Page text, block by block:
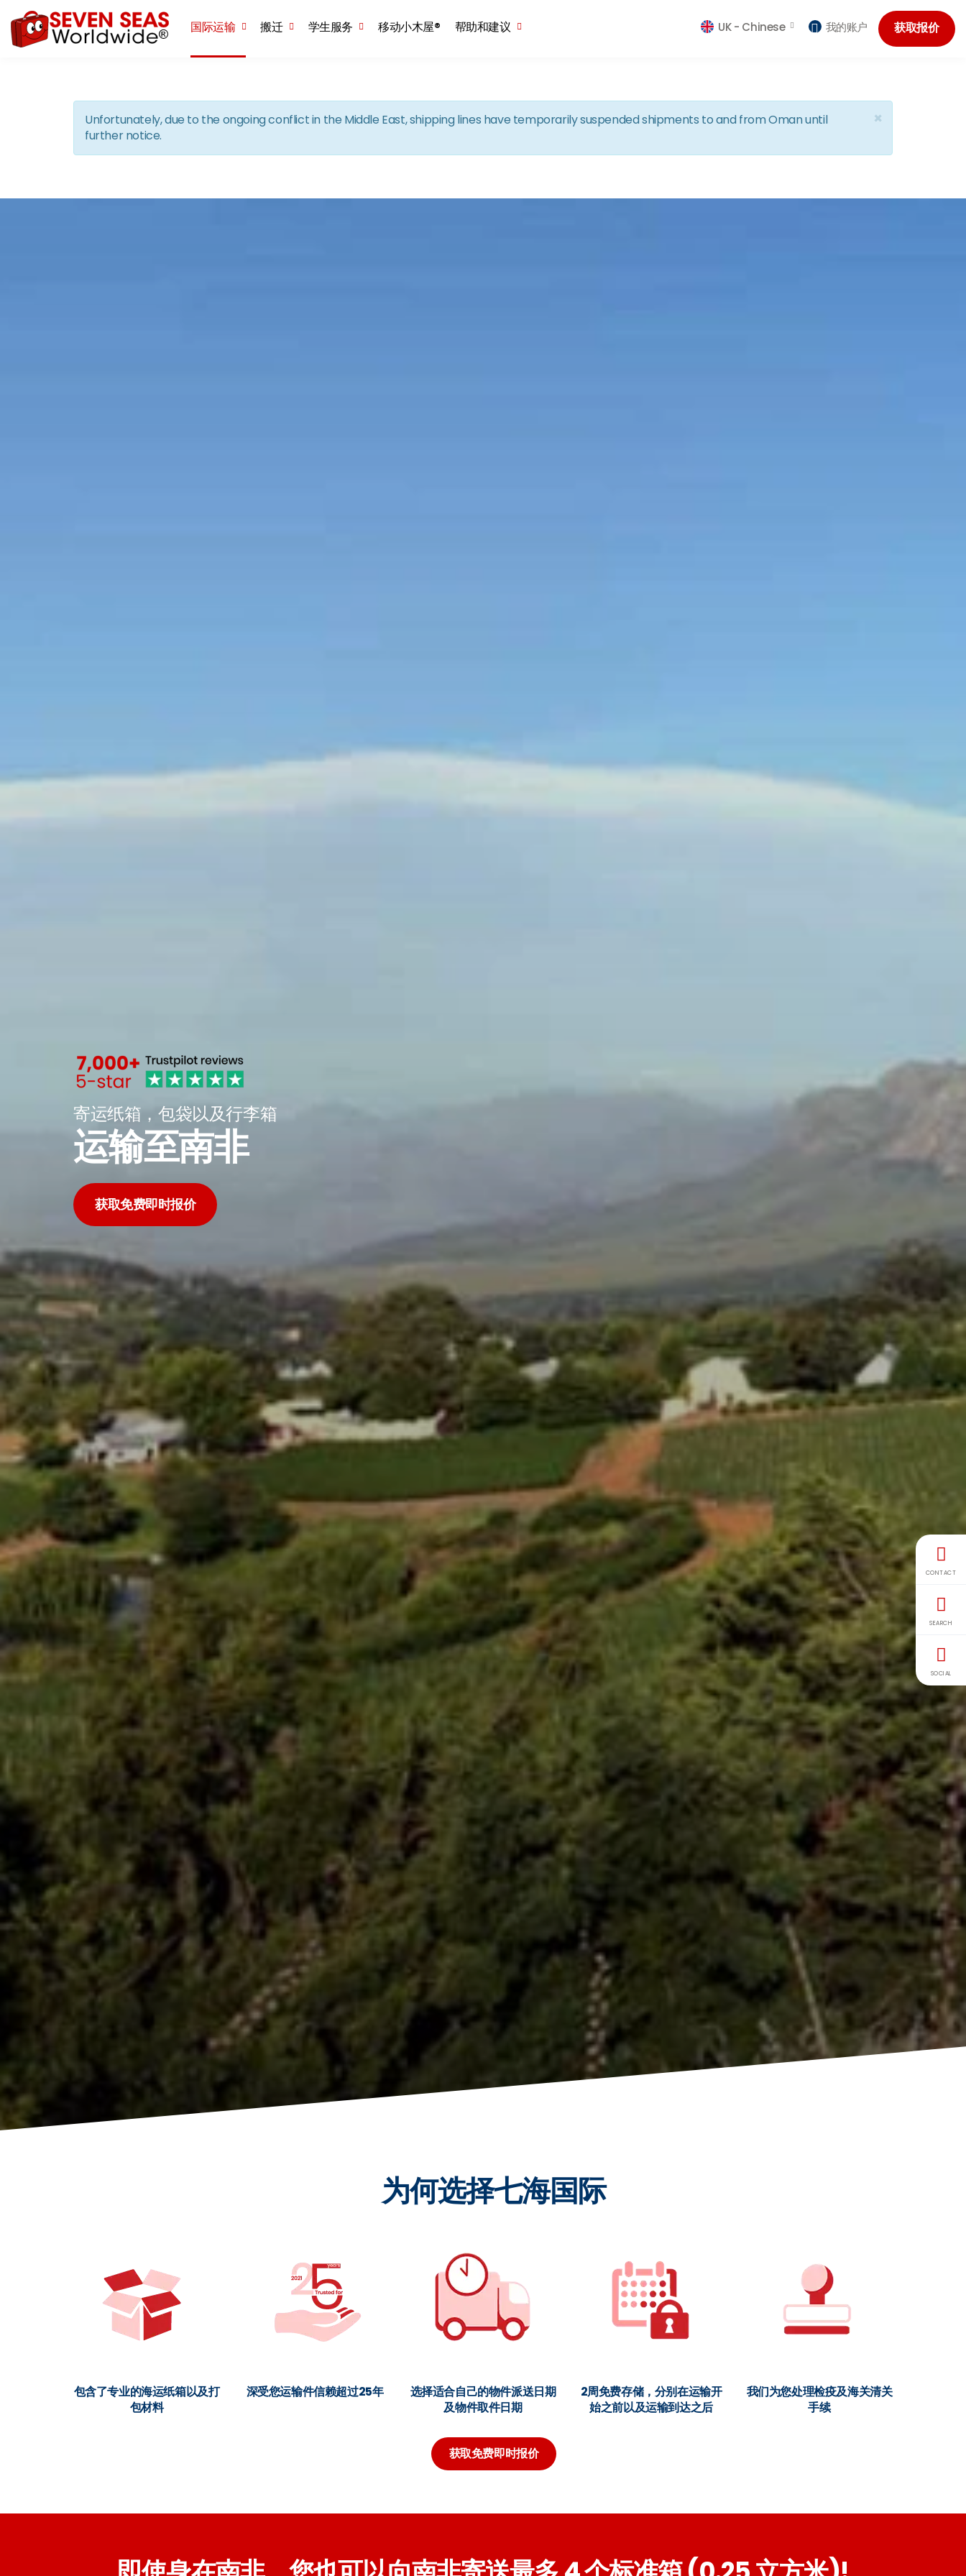
获取报价
UK - Chinese 我的账户
国际运输 搬迁 学生服务 移动小木屋® 帮助和建议
×
Unfortunately, due to the ongoing conflict in the Middle East, shipping lines have temporarily suspended shipments to and from Oman until
further notice.
寄运纸箱，包袋以及行李箱
运输至南非
获取免费即时报价
为何选择七海国际
包含了专业的海运纸箱以及打
包材料
深受您运输件信赖超过25年
选择适合自己的物件派送日期
及物件取件日期
2周免费存储，分别在运输开
始之前以及运输到达之后
我们为您处理检疫及海关清关
手续
获取免费即时报价
CONTACT
SEARCH
SOCIAL